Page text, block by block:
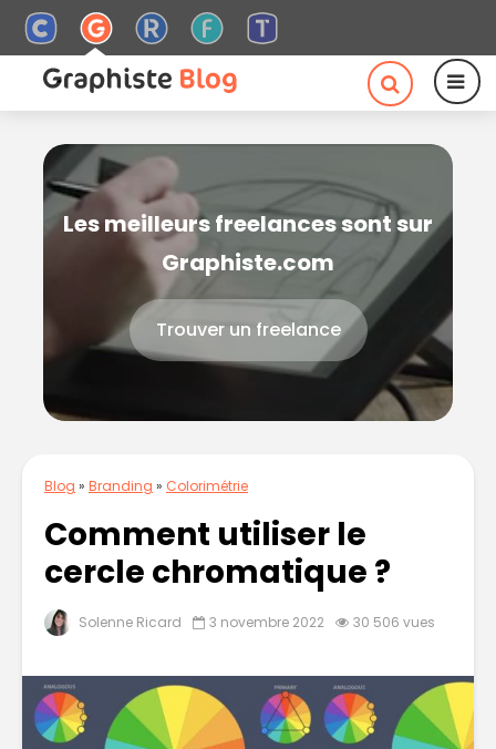
Les meilleurs freelances sont sur
Graphiste.com
Trouver un freelance
Blog » Branding » Colorimétrie
Comment utiliser le
cercle chromatique ?
Solenne Ricard 3 novembre 2022 30 506 vues